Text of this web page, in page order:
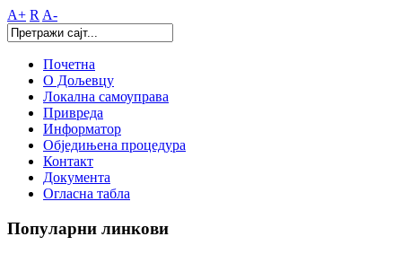
A+ R A-
Почетна
О Дољевцу
Локална самоуправа
Привреда
Информатор
Обједињена процедура
Контакт
Документа
Огласна табла
Популарни линкови